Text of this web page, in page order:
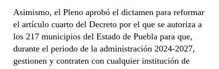
Asimismo, el Pleno aprobó el dictamen para reformar
el artículo cuarto del Decreto por el que se autoriza a
los 217 municipios del Estado de Puebla para que,
durante el periodo de la administración 2024-2027,
gestionen y contraten con cualquier institución de